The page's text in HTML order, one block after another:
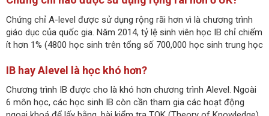
Chứng chỉ A-level được sử dụng rộng rãi hơn vì là chương trình
giáo dục của quốc gia. Năm 2014, tỷ lệ sinh viên học IB chỉ chiếm
ít hơn 1% (4800 học sinh trên tổng số 700,000 học sinh trung học
IB hay Alevel là học khó hơn?
Chương trình IB được cho là khó hơn chương trình Alevel. Ngoài
6 môn học, các học sinh IB còn cần tham gia các hoạt động